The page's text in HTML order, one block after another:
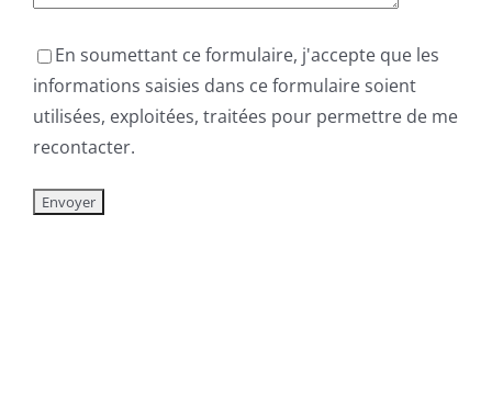
En soumettant ce formulaire, j'accepte que les
informations saisies dans ce formulaire soient
utilisées, exploitées, traitées pour permettre de me
recontacter.